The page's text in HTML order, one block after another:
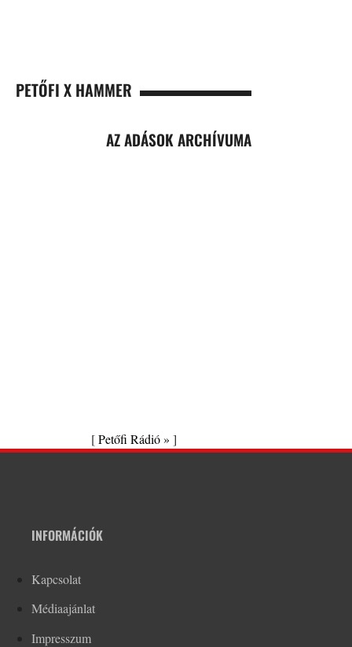
PETŐFI X HAMMER
AZ ADÁSOK ARCHÍVUMA
[Petőfi Rádió » ]
INFORMÁCIÓK
Kapcsolat
Médiaajánlat
Impresszum